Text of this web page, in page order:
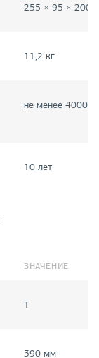
255 × 95 × 200
11,2 кг
не менее 4000
10 лет
ЗНАЧЕНИЕ
1
390 мм